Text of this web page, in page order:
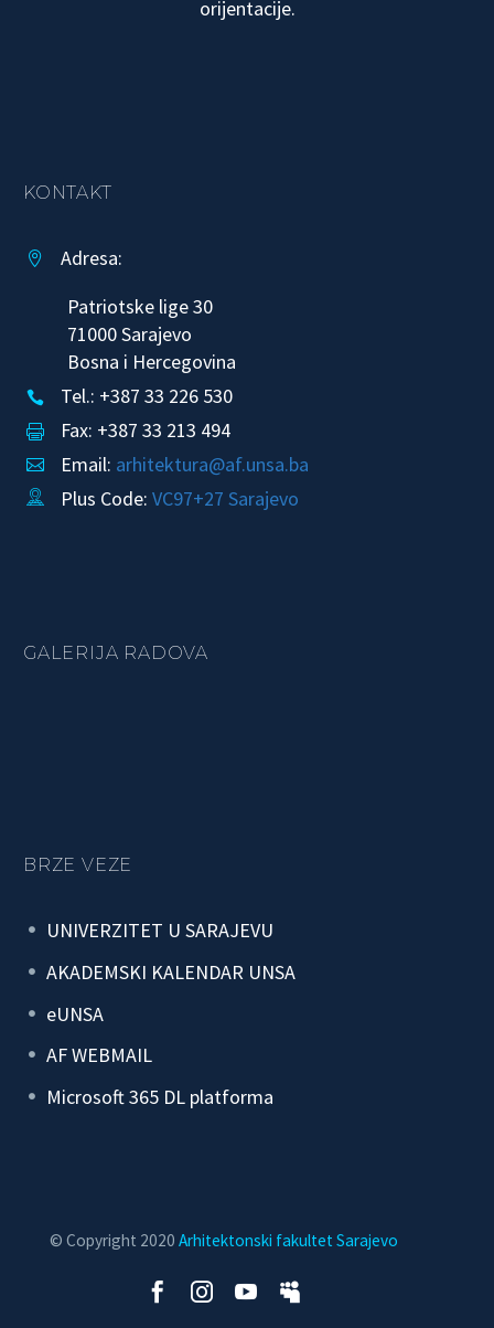
orijentacije.
KONTAKT


Adresa:
Patriotske lige 30
71000 Sarajevo
Bosna i Hercegovina

 Tel.: +387 33 226 530

 Fax: +387 33 213 494

 Email: arhitektura@af.unsa.ba

 Plus Code: VC97+27 Sarajevo
GALERIJA RADOVA
BRZE VEZE
UNIVERZITET U SARAJEVU
AKADEMSKI KALENDAR UNSA
eUNSA
AF WEBMAIL
Microsoft 365 DL platforma
© Copyright 2020 Arhitektonski fakultet Sarajevo